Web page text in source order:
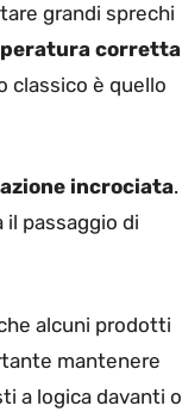
grandi sprechi
corretta
classico è quello
incrociata.
passaggio di
alcuni prodotti
mantenere
a logica davanti o